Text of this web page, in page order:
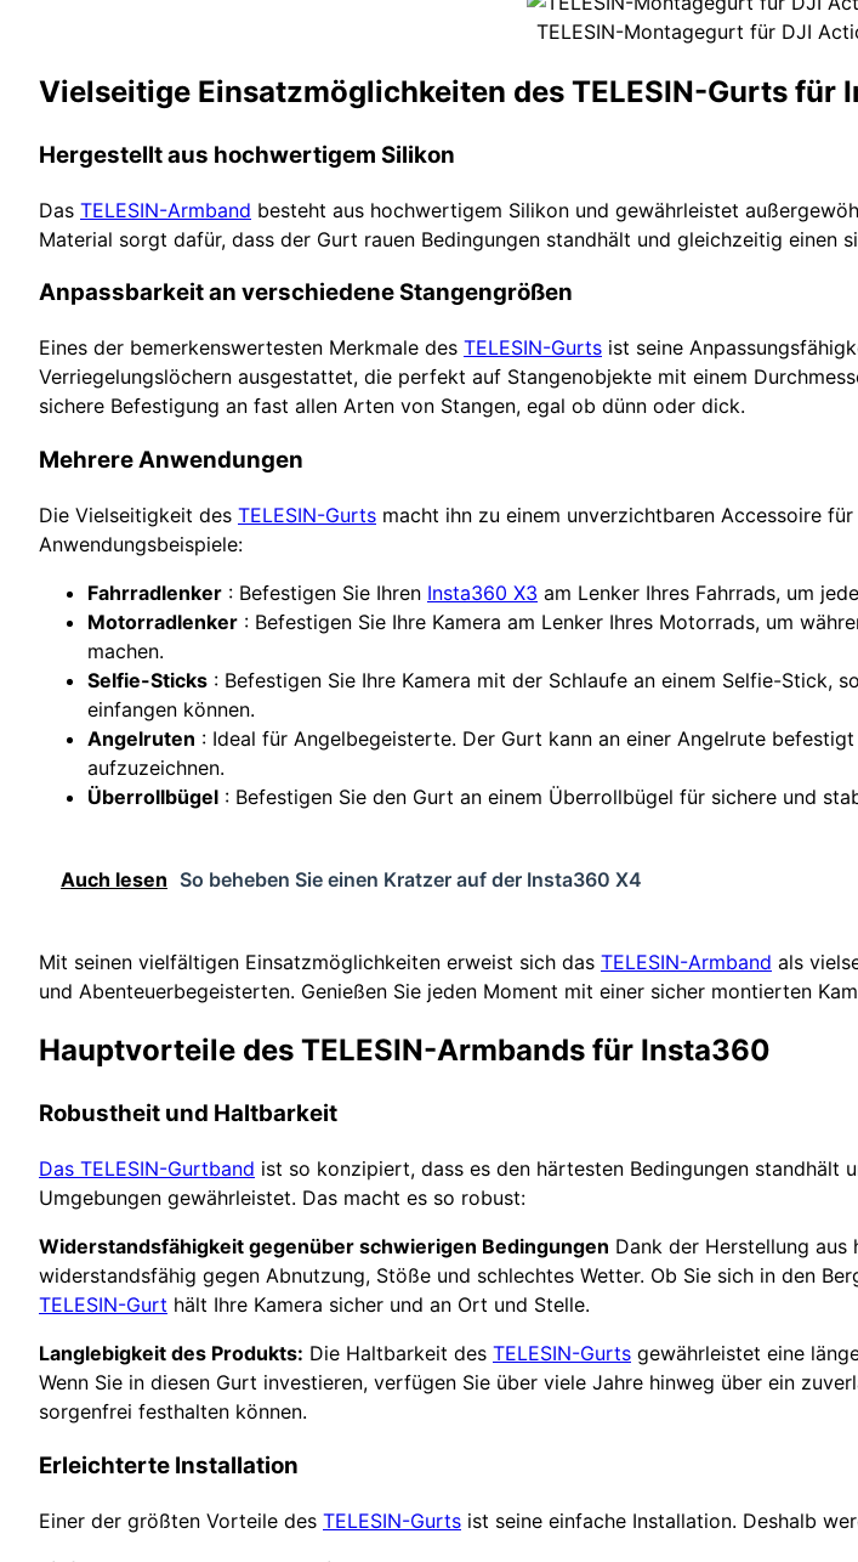
TELESIN-Montagegurt für DJI
Vielseitige Einsatzmöglichkeiten des TELESIN-Gurts für
Hergestellt aus hochwertigem Silikon
Das TELESIN-Armband besteht aus hochwertigem Silikon und gewährleistet
Material sorgt dafür, dass der Gurt rauen Bedingungen standhält und gleichzeitig einen
Anpassbarkeit an verschiedene Stangengrößen
Eines der bemerkenswertesten Merkmale des TELESIN-Gurts ist seine
Verriegelungslöchern ausgestattet, die perfekt auf Stangenobjekte mit einem
sichere Befestigung an fast allen Arten von Stangen, egal ob dünn oder dick.
Mehrere Anwendungen
Die Vielseitigkeit des TELESIN-Gurts macht ihn zu einem unverzichtbaren Accessoire
Anwendungsbeispiele:
Fahrradlenker : Befestigen Sie Ihren Insta360 X3 am Lenker Ihres Fahrrads, um
Motorradlenker : Befestigen Sie Ihre Kamera am Lenker Ihres Motorrads, um
machen.
Selfie-Sticks : Befestigen Sie Ihre Kamera mit der Schlaufe an einem Selfie-Stick,
einfangen können.
Angelruten : Ideal für Angelbegeisterte. Der Gurt kann an einer Angelrute
aufzuzeichnen.
Überrollbügel : Befestigen Sie den Gurt an einem Überrollbügel für sichere und
Auch lesen So beheben Sie einen Kratzer auf der Insta360 X4
Mit seinen vielfältigen Einsatzmöglichkeiten erweist sich das TELESIN-Armband als
und Abenteuerbegeisterten. Genießen Sie jeden Moment mit einer sicher montierten
Hauptvorteile des TELESIN-Armbands für Insta360
Robustheit und Haltbarkeit
Das TELESIN-Gurtband ist so konzipiert, dass es den härtesten Bedingungen standhält
Umgebungen gewährleistet. Das macht es so robust:
Widerstandsfähigkeit gegenüber schwierigen Bedingungen Dank der Herstellung
widerstandsfähig gegen Abnutzung, Stöße und schlechtes Wetter. Ob Sie sich in den
TELESIN-Gurt hält Ihre Kamera sicher und an Ort und Stelle.
Langlebigkeit des Produkts: Die Haltbarkeit des TELESIN-Gurts gewährleistet eine
Wenn Sie in diesen Gurt investieren, verfügen Sie über viele Jahre hinweg über ein
sorgenfrei festhalten können.
Erleichterte Installation
Einer der größten Vorteile des TELESIN-Gurts ist seine einfache Installation. Deshalb